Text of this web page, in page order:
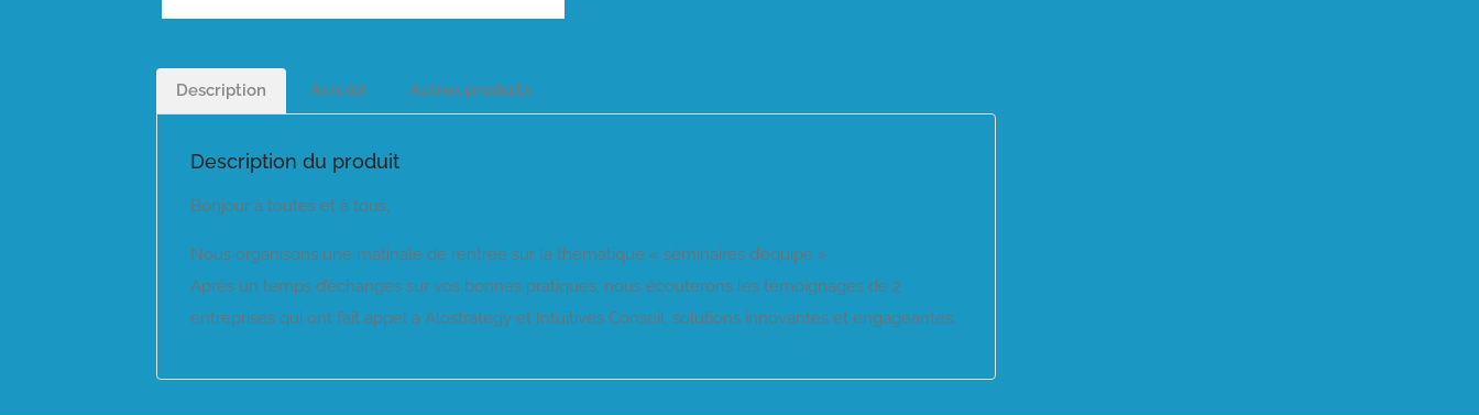
Description Avis (0) Autres produits
Description du produit
Bonjour à toutes et à tous,
Nous organisons une matinale de rentrée sur la thématique « séminaires d’équipe ».
Après un temps d’échanges sur vos bonnes pratiques, nous écouterons les témoignages de 2
entreprises qui ont fait appel à Alostrategy et Intuitives Conseil, solutions innovantes et engageantes.